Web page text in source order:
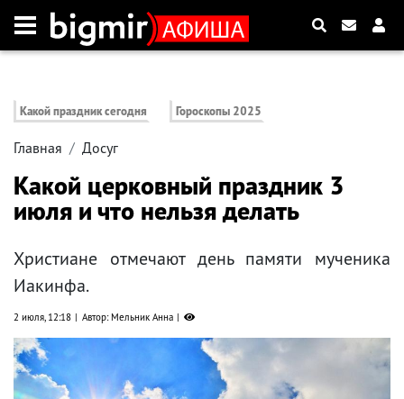
Какой праздник сегодня Гороскопы 2025
Главная Досуг
Какой церковный праздник 3
июля и что нельзя делать
Христиане отмечают день памяти мученика
Иакинфа.
2 июля, 12:18 Автор: Мельник Анна